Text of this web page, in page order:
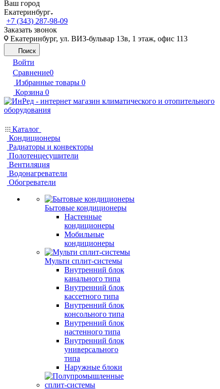
Ваш город
Екатеринбург
+7 (343) 287-98-09
Заказать звонок
Екатеринбург, ул. ВИЗ-бульвар 13в, 1 этаж, офис 113
Поиск
Войти
Сравнение0
Избранные товары 0
Корзина 0
Каталог
Кондиционеры
Радиаторы и конвекторы
Полотенцесушители
Вентиляция
Водонагреватели
Обогреватели
Бытовые кондиционеры
Настенные
кондиционеры
Мобильные
кондиционеры
Мульти сплит-системы
Внутренний блок
канального типа
Внутренний блок
кассетного типа
Внутренний блок
консольного типа
Внутренний блок
настенного типа
Внутренний блок
универсального
типа
Наружные блоки